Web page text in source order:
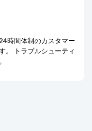
時間体制のカスタマー
。 トラブルシューティ